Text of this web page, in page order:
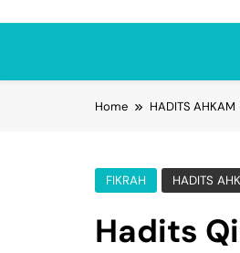
Home HADITS AHKAM
FIKRAH HADITS
Hadits